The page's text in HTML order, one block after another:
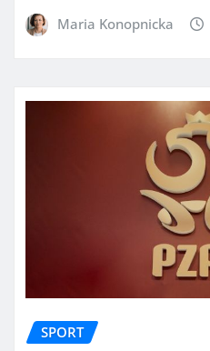
Maria Konopnicka
SPORT